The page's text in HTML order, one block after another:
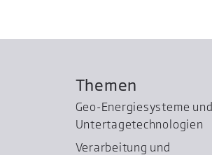
Themen
Geo-Energiesysteme und
Untertage­technologien
Verarbeitung und